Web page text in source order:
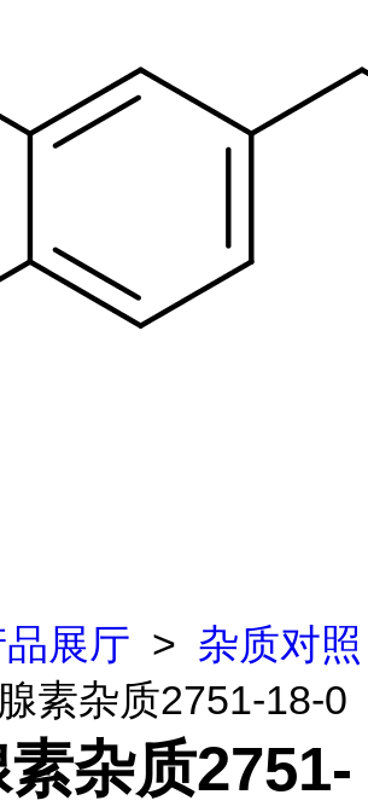
品展厅 > 杂质对照
素杂质2751-18-0
杂质2751-